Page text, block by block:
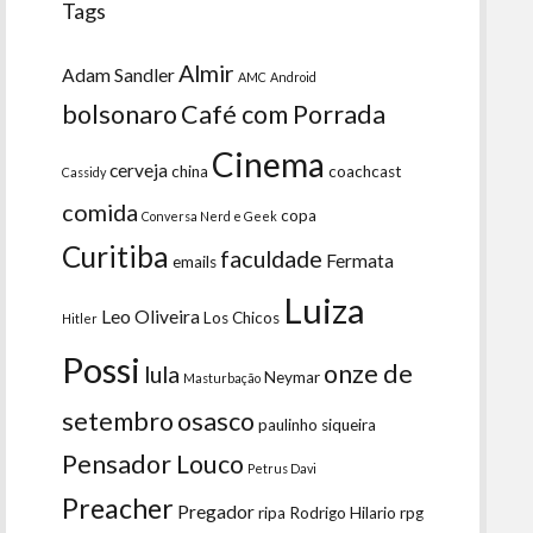
Tags
Adam Sandler Almir AMC Android
bolsonaroCafé com Porrada
Cassidy cervejachina Cinema coachcast
comida Conversa Nerd e Geek copa
Curitiba emails faculdade Fermata
Hitler Leo OliveiraLos Chicos Luiza
Possi lula Masturbação Neymar onze de
setembroosasco paulinho siqueira
Pensador Louco Petrus Davi
Preacher Pregadorripa Rodrigo Hilario rpg